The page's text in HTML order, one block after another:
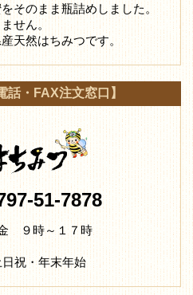
そのまま瓶詰めしました。
せん。
天然はちみつです。
話・FAX注文窓口】
51-7878
９時～１７時
祝・年末年始